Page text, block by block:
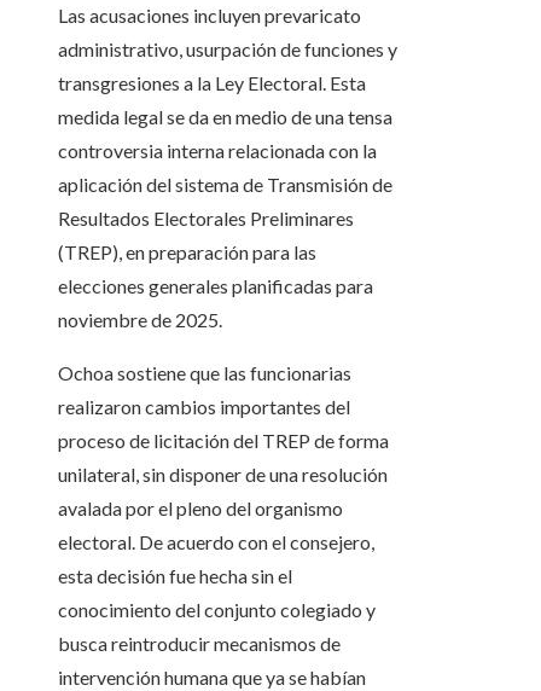
Las acusaciones incluyen prevaricato
administrativo, usurpación de funciones y
transgresiones a la Ley Electoral. Esta
medida legal se da en medio de una tensa
controversia interna relacionada con la
aplicación del sistema de Transmisión de
Resultados Electorales Preliminares
(TREP), en preparación para las
elecciones generales planificadas para
noviembre de 2025.
Ochoa sostiene que las funcionarias
realizaron cambios importantes del
proceso de licitación del TREP de forma
unilateral, sin disponer de una resolución
avalada por el pleno del organismo
electoral. De acuerdo con el consejero,
esta decisión fue hecha sin el
conocimiento del conjunto colegiado y
busca reintroducir mecanismos de
intervención humana que ya se habían